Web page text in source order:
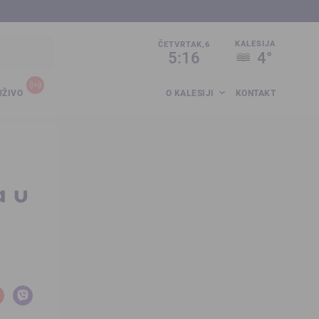
ČETVRTAK,6
5:16
KALESIJA
4°
O KALESIJI KONTAKT
u